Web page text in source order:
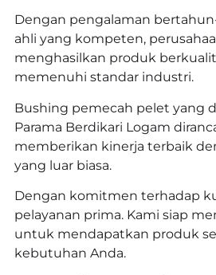
Dengan pengalaman
ahli yang kompeten,
menghasilkan produk
memenuhi standar industri.
Bushing pemecah pelet yang
Parama Berdikari Logam
memberikan kinerja terbaik
yang luar biasa.
Dengan komitmen terhadap
pelayanan prima. Kami siap
untuk mendapatkan produk
kebutuhan Anda.